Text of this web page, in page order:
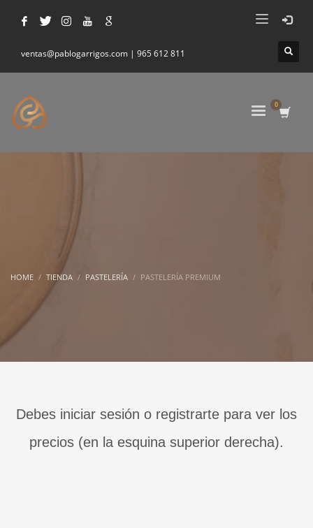
ventas@pablogarrigos.com | 965 612 811
HOME TIENDA PASTELERÍA PASTELERÍA PREMIUM
Debes iniciar sesión o registrarte para ver los
precios (en la esquina superior derecha).